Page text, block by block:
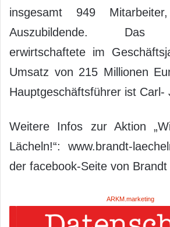
insgesamt 949
Auszubildende. Das
erwirtschaftete im
Umsatz von 215 Millionen
Hauptgeschäftsführer ist Carl-
Weitere Infos zur Aktion
Lächeln!“: www.brandt-
der facebook-Seite von Brandt
ARKM.marketing